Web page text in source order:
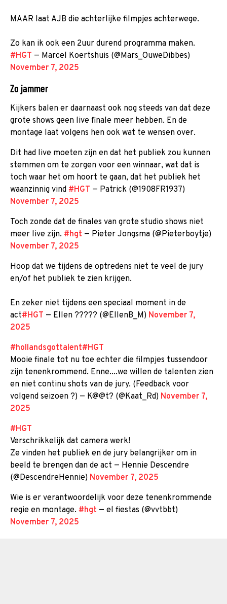
MAAR laat AJB die achterlijke filmpjes achterwege.
Zo kan ik ook een 2uur durend programma maken.
#HGT — Marcel Koertshuis (@Mars_OuweDibbes)
November 7, 2025
Zo jammer
Kijkers balen er daarnaast ook nog steeds van dat deze
grote shows geen live finale meer hebben. En de
montage laat volgens hen ook wat te wensen over.
Dit had live moeten zijn en dat het publiek zou kunnen
stemmen om te zorgen voor een winnaar, wat dat is
toch waar het om hoort te gaan, dat het publiek het
waanzinnig vind #HGT — Patrick (@1908FR1937)
November 7, 2025
Toch zonde dat de finales van grote studio shows niet
meer live zijn. #hgt — Pieter Jongsma (@Pieterboytje)
November 7, 2025
Hoop dat we tijdens de optredens niet te veel de jury
en/of het publiek te zien krijgen.
En zeker niet tijdens een speciaal moment in de
act#HGT — Ellen ????? (@EllenB_M) November 7,
2025
#hollandsgottalent#HGT
Mooie finale tot nu toe echter die filmpjes tussendoor
zijn tenenkrommend. Enne....we willen de talenten zien
en niet continu shots van de jury. (Feedback voor
volgend seizoen ?) — K@@t? (@Kaat_Rd) November 7,
2025
#HGT
Verschrikkelijk dat camera werk!
Ze vinden het publiek en de jury belangrijker om in
beeld te brengen dan de act — Hennie Descendre
(@DescendreHennie) November 7, 2025
Wie is er verantwoordelijk voor deze tenenkrommende
regie en montage. #hgt — el fiestas (@vvtbbt)
November 7, 2025